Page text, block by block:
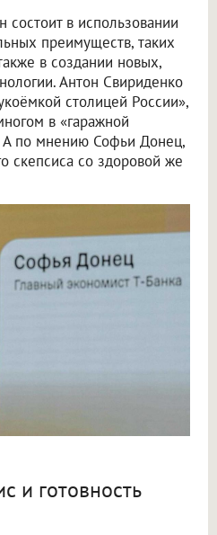
в использовании
преимуществ, таких
в создании новых,
Антон Свириденко
столицей России»,
в «гаражной
А по мнению Софьи Донец,
скепсиса со здоровой же
и готовность